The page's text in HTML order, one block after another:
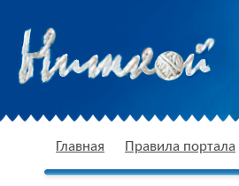
Главная Правила портала